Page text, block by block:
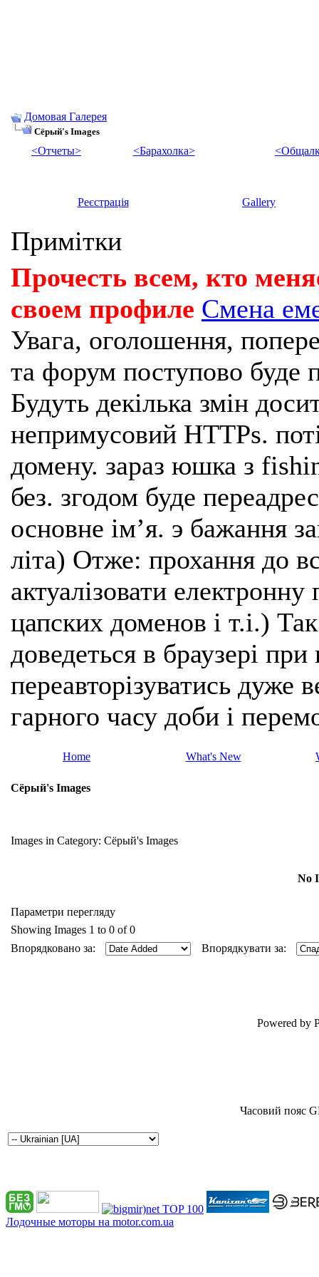
Домовая Галерея
Сёрый's Images
<Отчеты> <Барахолка>
Реєстрація Gallery
Примітки
Прочесть всем, кто
своем профиле Смена
Увага, оголошення,
та форум поступово буде
Будуть декілька змін
непримусовий HTTPs.
домену. зараз юшка з
без. згодом буде
основне імʼя. э бажання
літа) Отже: прохання до
актуалізовати
цапских доменов і т.і.)
доведеться в браузері
переавторізуватись
гарного часу доби і
Home What's New
Сёрый's Images
Images in Category: Сёрый's Images
No
Параметри перегляду
Showing Images 1 to 0 of 0
Впорядковано за:
Впорядкувати за:
Powered by
Часовий пояс
Лодочные моторы на motor.com.ua